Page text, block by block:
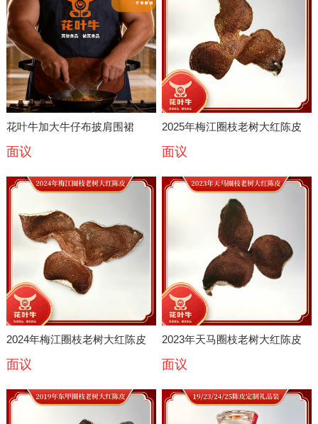
花叶牛加大牛仔布披肩围裙
面议
2025年梅江圈枝老树大红陈皮
茶特级新会梅江陈皮
面议
2024年梅江圈枝老树大红陈皮
茶500G新会梅江陈皮
面议
2023年天马圈枝老树大红陈皮
面议